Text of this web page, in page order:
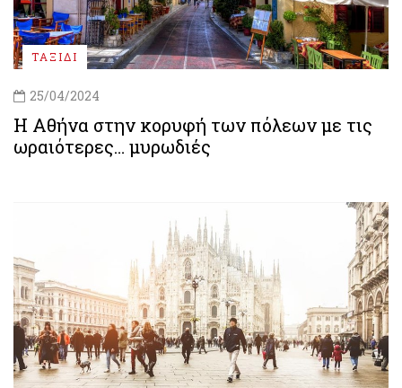
ΤΑΞΙΔΙ
25/04/2024
Η Αθήνα στην κορυφή των πόλεων με τις
ωραιότερες… μυρωδιές